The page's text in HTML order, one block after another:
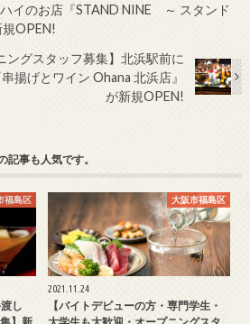
イのお店『STAND NINE ～ スタンド
OPEN!
ングスタッフ募集】北浜駅前に
揚げとワイン Ohana 北浜店』
が新規OPEN!
記事も人気です。
福島区
し
大阪市福島区
2021.11.24
【バイトデビューの方・専門学生・